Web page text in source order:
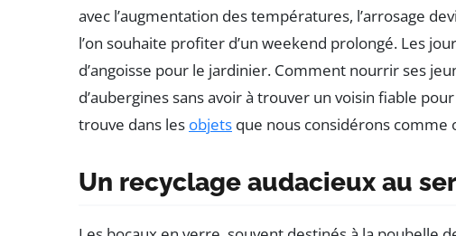
avec l’augmentation des températures, l’arrosage
l’on souhaite profiter d’un weekend prolongé. Les
d’angoisse pour le jardinier. Comment nourrir ses
d’aubergines sans avoir à trouver un voisin fiable
trouve dans les objets que nous considérons comme
Un recyclage audacieux au